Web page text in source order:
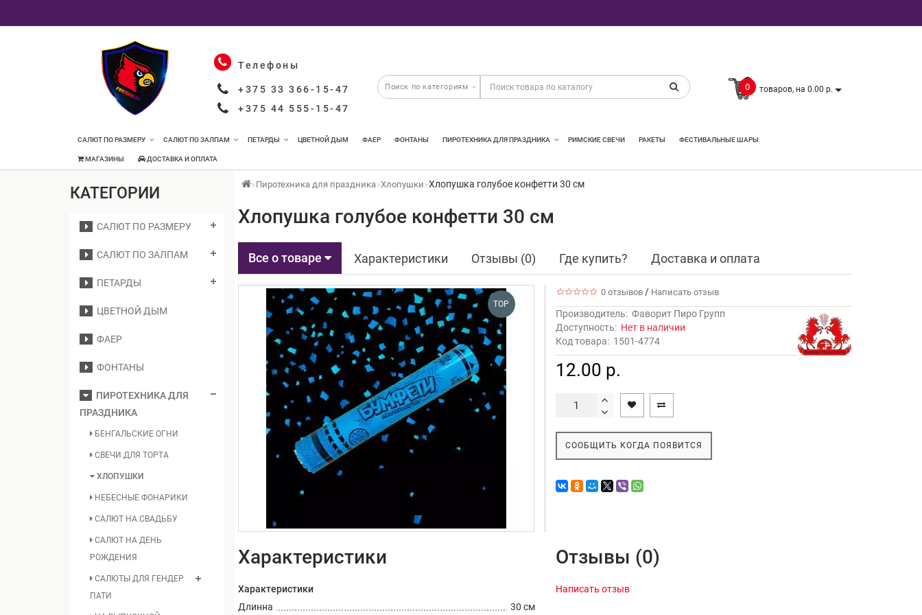
Телефоны
+375 33 366-15-47
+375 44 555-15-47
0 товаров, на 0.00 р.
САЛЮТ ПО РАЗМЕРУ САЛЮТ ПО ЗАЛПАМ ПЕТАРДЫ ЦВЕТНОЙ ДЫМ ФАЕР ФОНТАНЫ ПИРОТЕХНИКА ДЛЯ ПРАЗДНИКА РИМСКИЕ СВЕЧИ РАКЕТЫ ФЕСТИВАЛЬНЫЕ ШАРЫ
МАГАЗИНЫ ДОСТАВКА И ОПЛАТА
КАТЕГОРИИ
САЛЮТ ПО РАЗМЕРУ
САЛЮТ ПО ЗАЛПАМ
ПЕТАРДЫ
ЦВЕТНОЙ ДЫМ
ФАЕР
ФОНТАНЫ
ПИРОТЕХНИКА ДЛЯ
ПРАЗДНИКА
БЕНГАЛЬСКИЕ ОГНИ
СВЕЧИ ДЛЯ ТОРТА
ХЛОПУШКИ
НЕБЕСНЫЕ ФОНАРИКИ
САЛЮТ НА СВАДЬБУ
САЛЮТ НА ДЕНЬ
РОЖДЕНИЯ
САЛЮТЫ ДЛЯ ГЕНДЕР
ПАТИ
Пиротехника для праздника Хлопушки Хлопушка голубое конфетти 30 см
Хлопушка голубое конфетти 30 см
Все о товаре Характеристики Отзывы (0) Где купить? Доставка и оплата
TOP
0 отзывов / Написать отзыв
Производитель: Фаворит Пиро Групп
Доступность: Нет в наличии
Код товара: 1501-4774
12.00 р.
СООБЩИТЬ КОГДА ПОЯВИТСЯ
Характеристики
Характеристики
Длинна
30 см
Отзывы (0)
Написать отзыв